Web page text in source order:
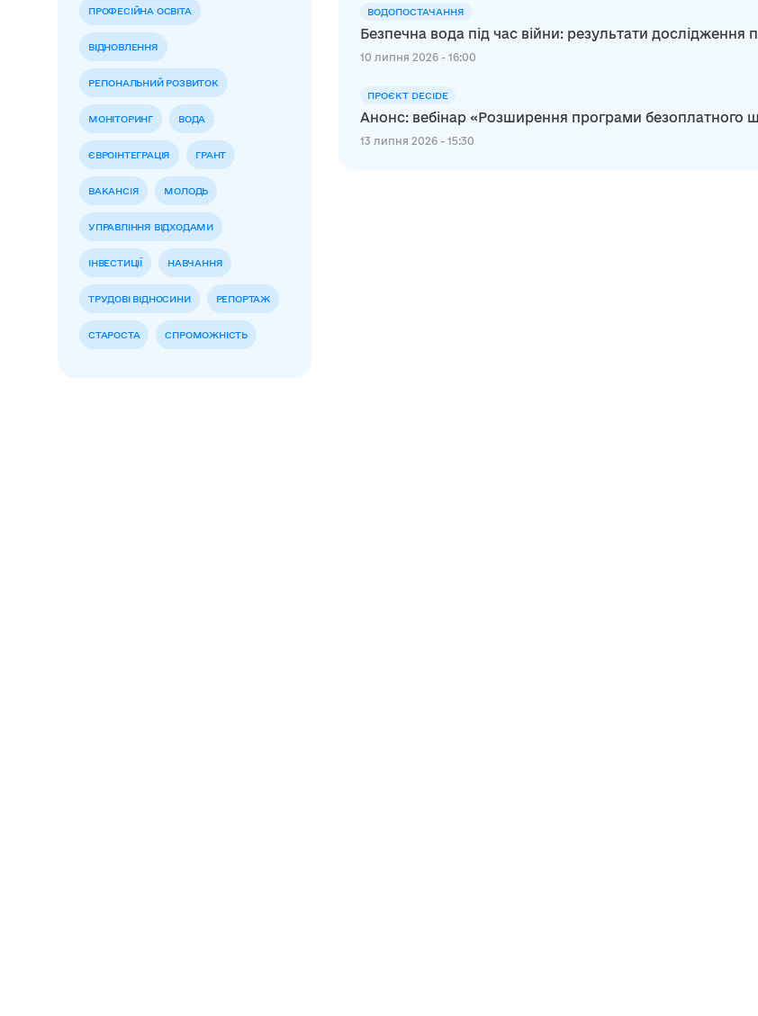
ПРОФЕСІЙНА ОСВІТА
ВІДНОВЛЕННЯ
РЕГІОНАЛЬНИЙ РОЗВИТОК
МОНІТОРИНГ ВОДА
ЄВРОІНТЕГРАЦІЯ ГРАНТ
ВАКАНСІЯ МОЛОДЬ
УПРАВЛІННЯ ВІДХОДАМИ
ІНВЕСТИЦІЇ НАВЧАННЯ
ТРУДОВІ ВІДНОСИНИ РЕПОРТАЖ
СТАРОСТА СПРОМОЖНІСТЬ
ВОДОПОСТАЧАННЯ
Безпечна вода під час війни: результати
10 липня 2026 - 16:00
ПРОЄКТ DECIDE
Анонс: вебінар «Розширення програми безоплатного
13 липня 2026 - 15:30